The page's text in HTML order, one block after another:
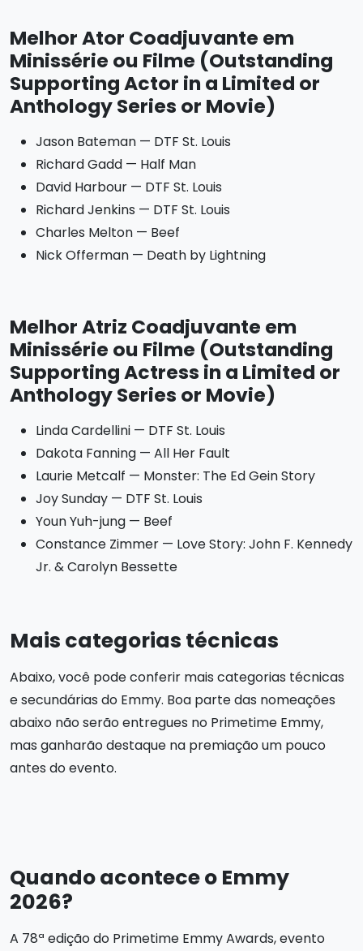
Melhor Ator Coadjuvante em
Minissérie ou Filme (Outstanding
Supporting Actor in a Limited or
Anthology Series or Movie)
Jason Bateman — DTF St. Louis
Richard Gadd — Half Man
David Harbour — DTF St. Louis
Richard Jenkins — DTF St. Louis
Charles Melton — Beef
Nick Offerman — Death by Lightning
Melhor Atriz Coadjuvante em
Minissérie ou Filme (Outstanding
Supporting Actress in a Limited or
Anthology Series or Movie)
Linda Cardellini — DTF St. Louis
Dakota Fanning — All Her Fault
Laurie Metcalf — Monster: The Ed Gein Story
Joy Sunday — DTF St. Louis
Youn Yuh-jung — Beef
Constance Zimmer — Love Story: John F. Kennedy
Jr. & Carolyn Bessette
Mais categorias técnicas
Abaixo, você pode conferir mais categorias técnicas
e secundárias do Emmy. Boa parte das nomeações
abaixo não serão entregues no Primetime Emmy,
mas ganharão destaque na premiação um pouco
antes do evento.
Quando acontece o Emmy
2026?
A 78ª edição do Primetime Emmy Awards, evento